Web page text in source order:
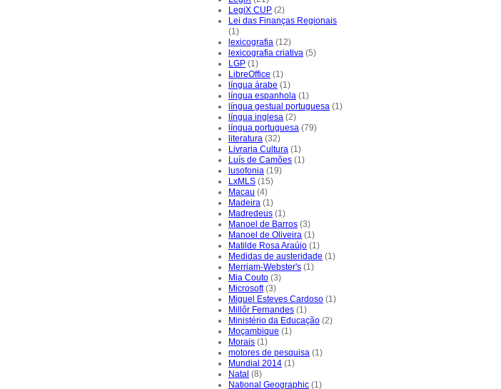
LegiX CUP (2)
Lei das Finanças Regionais
(1)
lexicografia (12)
lexicografia criativa (5)
LGP (1)
LibreOffice (1)
língua árabe (1)
língua espanhola (1)
língua gestual portuguesa (1)
língua inglesa (2)
língua portuguesa (79)
literatura (32)
Livraria Cultura (1)
Luís de Camões (1)
lusofonia (19)
LxMLS (15)
Macau (4)
Madeira (1)
Madredeus (1)
Manoel de Barros (3)
Manoel de Oliveira (1)
Matilde Rosa Araújo (1)
Medidas de austeridade (1)
Merriam-Webster's (1)
Mia Couto (3)
Microsoft (3)
Miguel Esteves Cardoso (1)
Millôr Fernandes (1)
Ministério da Educação (2)
Moçambique (1)
Morais (1)
motores de pesquisa (1)
Mundial 2014 (1)
Natal (8)
National Geographic (1)